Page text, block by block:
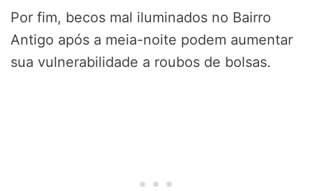
Por fim, becos mal iluminados no Bairro
Antigo após a meia-noite podem aumentar
sua vulnerabilidade a roubos de bolsas.